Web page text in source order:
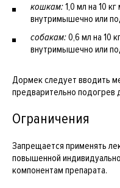
кошкам:1,0 мл на 10
внутримышечно или
собакам:0,6 мл на 10
внутримышечно или
Дормек следует вводить
предварительно подогрев
Ограничения
Запрещается применять
повышенной
компонентам препарата.